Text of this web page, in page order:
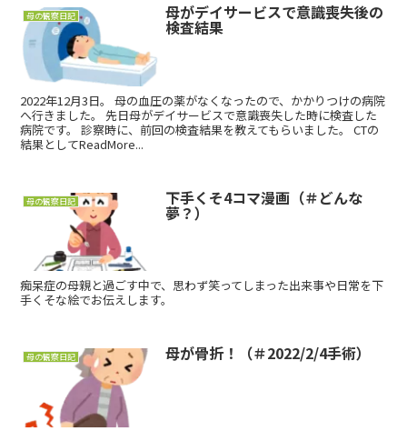
母の観察日記 母がデイサービスで意識喪失後の
検査結果
2022年12月3日。 母の血圧の薬がなくなったので、かかりつけの病院
へ行きました。 先日母がデイサービスで意識喪失した時に検査した
病院です。 診察時に、前回の検査結果を教えてもらいました。 CTの
結果としてReadMore...
母の観察日記 下手くそ4コマ漫画（＃どんな
夢？）
痴呆症の母親と過ごす中で、思わず笑ってしまった出来事や日常を下
手くそな絵でお伝えします。
母の観察日記 母が骨折！（＃2022/2/4手術）